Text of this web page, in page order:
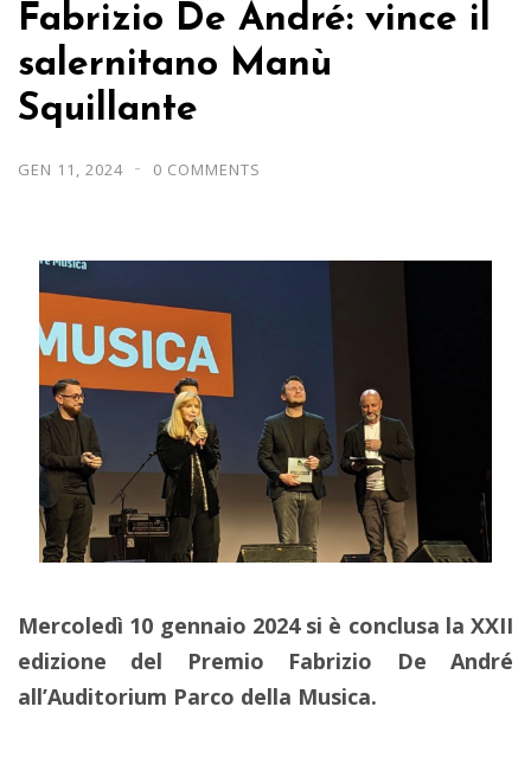
Fabrizio De André: vince il
salernitano Manù
Squillante
GEN 11, 2024 0 COMMENTS
Mercoledì 10 gennaio 2024 si è conclusa la XXII
edizione del Premio Fabrizio De André
all’Auditorium Parco della Musica.